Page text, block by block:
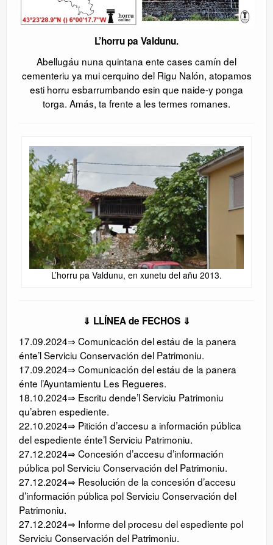
L’horru pa Valdunu.
Abellugáu nuna quintana ente cases camín del
cementeriu ya mui cerquino del Rigu Nalón, atopamos
esti horru esbarrumbando esin que naide-y ponga
torga. Amás, ta frente a les termes romanes.
L’horru pa Valdunu, en xunetu del añu 2013.
⇓ LLÍNEA de FECHOS ⇓
17.09.2024⇒ Comunicación del estáu de la panera
énte’l Serviciu Conservación del Patrimoniu.
17.09.2024⇒ Comunicación del estáu de la panera
énte l’Ayuntamientu Les Regueres.
18.10.2024⇒ Escritu dende’l Serviciu Patrimoniu
qu’abren espediente.
22.10.2024⇒ Pitición d’accesu a información pública
del espediente énte’l Serviciu Patrimoniu.
27.12.2024⇒ Concesión d’accesu d’información
pública pol Serviciu Conservación del Patrimoniu.
27.12.2024⇒ Resolución de la concesión d’accesu
d’información pública pol Serviciu Conservación del
Patrimoniu.
27.12.2024⇒ Informe del procesu del espediente pol
Serviciu Conservación del Patrimoniu.